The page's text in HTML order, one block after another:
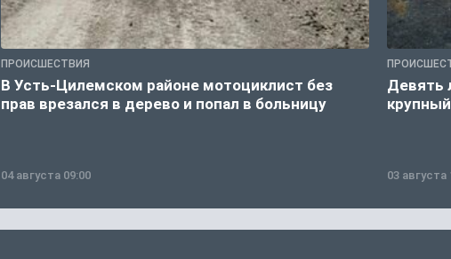
ПРОИСШЕСТВИЯ
В Усть-Цилемском районе мотоциклист без
прав врезался в дерево и попал в больницу
04 августа 09:00
Девять
03 августа